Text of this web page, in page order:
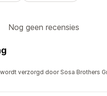
Nog geen recensies
verzorgd door Sosa Brothers